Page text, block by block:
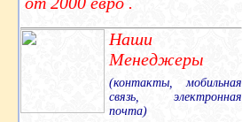
Наши
Менеджеры
(контакты, мобильная
связь, электронная
почта)